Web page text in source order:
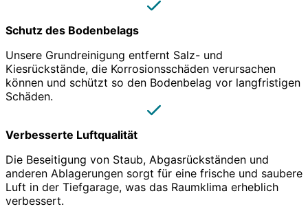
Schutz des Bodenbelags
Unsere Grundreinigung entfernt Salz- und
Kiesrückstände, die Korrosionsschäden verursachen
können und schützt so den Bodenbelag vor langfristigen
Schäden.
Verbesserte Luftqualität
Die Beseitigung von Staub, Abgasrückständen und
anderen Ablagerungen sorgt für eine frische und saubere
Luft in der Tiefgarage, was das Raumklima erheblich
verbessert.